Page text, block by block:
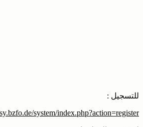
للتسجيل :
system/index.php?action=register